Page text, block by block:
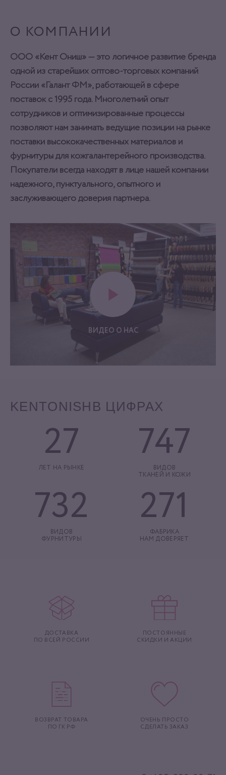
О КОМПАНИИ
ООО «Кент Ониш» — это логичное развитие бренда
одной из старейших оптово-торговых компаний
России «Галант ФМ», работающей в сфере
поставок с 1995 года. Многолетний опыт
сотрудников и оптимизированные процессы
позволяют нам занимать ведущие позиции на рынке
поставки высококачественных материалов и
фурнитуры для кожгалантерейного производства.
Покупатели всегда находят в лице нашей компании
надежного, пунктуального, опытного и
заслуживающего доверия партнера.
ВИДЕО О НАС
KENTONISH В ЦИФРАХ
27
ЛЕТ НА РЫНКЕ
747
ВИДОВ
ТКАНЕЙ И КОЖИ
732
ВИДОВ
ФУРНИТУРЫ
271
ФАБРИКА
НАМ ДОВЕРЯЕТ
ДОСТАВКА
ПО ВСЕЙ РОССИИ
ПОСТОЯННЫЕ
СКИДКИ И АКЦИИ
ВОЗВРАТ ТОВАРА
ПО ГК РФ
ОЧЕНЬ ПРОСТО
СДЕЛАТЬ ЗАКАЗ